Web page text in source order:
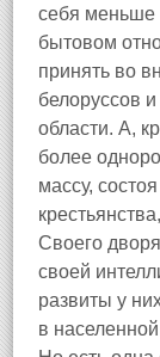
себя меньше
бытовом
принять во
белоруссов
области. А,
более
массу,
Своего
своей
развиты у
в